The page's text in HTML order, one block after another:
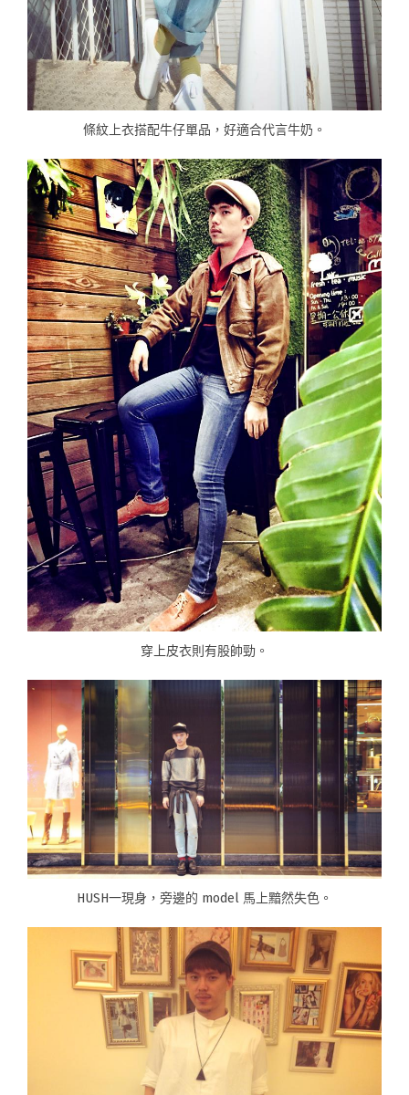
條紋上衣搭配牛仔單品，好適合代言牛奶。
穿上皮衣則有股帥勁。
HUSH一現身，旁邊的 model 馬上黯然失色。